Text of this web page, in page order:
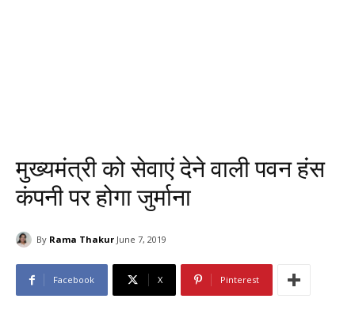
मुख्यमंत्री को सेवाएं देने वाली पवन हंस
कंपनी पर होगा जुर्माना
By Rama Thakur June 7, 2019
Facebook X Pinterest